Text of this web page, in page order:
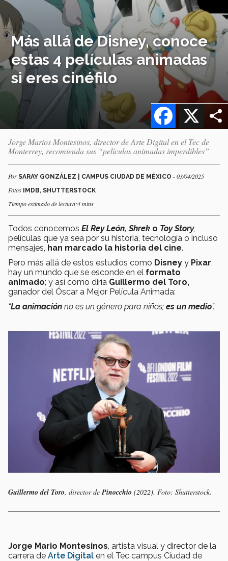
Más allá de Disney, conoce
estas 4 películas animadas
si eres cinéfilo
X
Facebook
Jorge Marios Montesinos, director de Arte Digital en el Tec de
Monterrey, recomienda sus “películas animadas imperdibles”
Por SARAY GONZÁLEZ | CAMPUS CIUDAD DE MÉXICO - 03/04/2025
Fotos IMDB, SHUTTERSTOCK
Tiempo estimado de lectura:4 mins
Todos conocemos El Rey León, Shrek o Toy Story,
películas que ya sea por su historia, tecnología o incluso
mensajes, han marcado la historia del cine.
Pero más allá de estos estudios como Disney y Pixar
hay un mundo que se esconde en el formato
animado; y así como diría Guillermo del Toro,
ganador del Óscar a Mejor Película Animada:
“La animación no es un género para niños; es un medio”.
Guillermo del Toro, director dePinocchio (2022). Foto: Shutterstock.
Jorge Mario Montesinos, artista visual y director de la
carrera de Arte Digital en el Tec campus Ciudad de